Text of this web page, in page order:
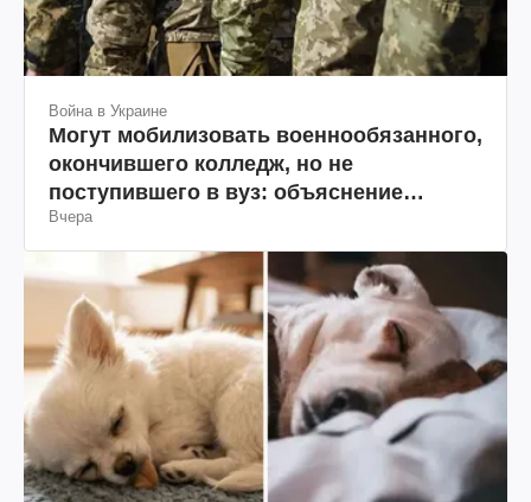
Война в Украине
Могут мобилизовать военнообязанного,
окончившего колледж, но не
поступившего в вуз: объяснение
юриста
Вчера